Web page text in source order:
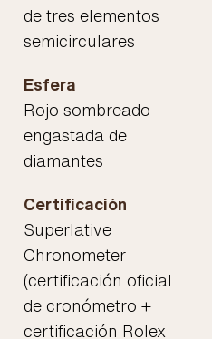
de tres elementos
semicirculares
Esfera
Rojo sombreado
engastada de
diamantes
Certificación
Superlative
Chronometer
(certificación oficial
de cronómetro +
certificación Rolex